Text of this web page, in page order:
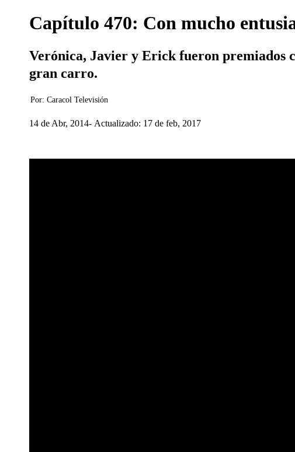
Capítulo 470: Con mucho
Verónica, Javier y Erick fueron premiados
gran carro.
Por: Caracol Televisión
14 de Abr, 2014 Actualizado: 17 de feb, 2017